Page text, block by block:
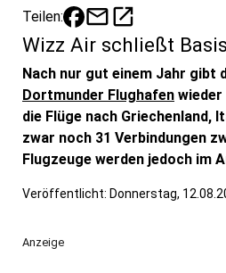
Teilen: mailopen_in_new
Wizz Air schließt
Nach nur gut einem Jahr gibt
Dortmunder Flughafen wieder
die Flüge nach
zwar noch 31 Verbindungen
Flugzeuge werden jedoch im
Veröffentlicht: Donnerstag,
Anzeige